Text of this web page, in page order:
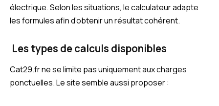
électrique. Selon les situations, le calculateur adapte
les formules afin d’obtenir un résultat cohérent.
Les types de calculs disponibles
Cat29.fr ne se limite pas uniquement aux charges
ponctuelles. Le site semble aussi proposer :